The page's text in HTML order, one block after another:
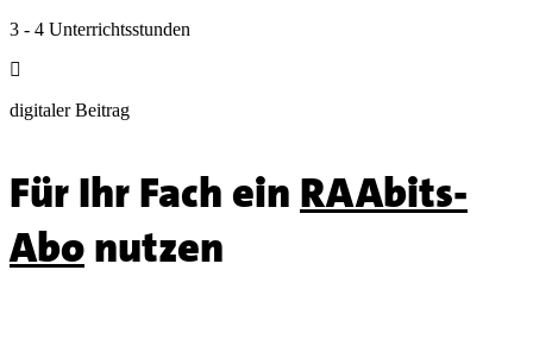
3 - 4 Unterrichtsstunden

digitaler Beitrag
Für Ihr Fach ein RAAbits-
Abonutzen